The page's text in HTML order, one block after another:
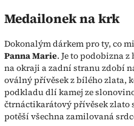
Medailonek na krk
Dokonalým dárkem pro ty, co
Panna Marie. Je to podobizna
na okraji a zadní stranu zdobí
oválný přívěsek z bílého zlata,
podkladu dlí kamej ze
čtrnáctikarátový přívěsek
potěší všechna zamilovaná